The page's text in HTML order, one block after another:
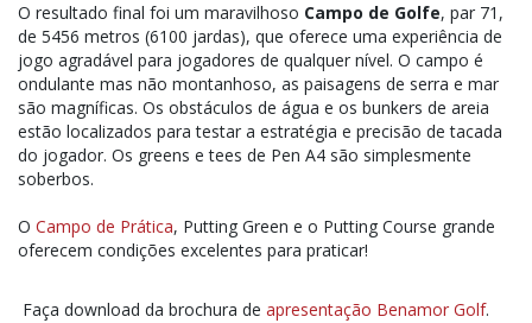
O resultado final foi um maravilhoso Campo de Golfe, par 71,
de 5456 metros (6100 jardas), que oferece uma experiência de
jogo agradável para jogadores de qualquer nível. O campo é
ondulante mas não montanhoso, as paisagens de serra e mar
são magníficas. Os obstáculos de água e os bunkers de areia
estão localizados para testar a estratégia e precisão de tacada
do jogador. Os greens e tees de Pen A4 são simplesmente
soberbos.
O Campo de Prática, Putting Green e o Putting Course grande
oferecem condições excelentes para praticar!
Faça download da brochura de apresentação Benamor Golf.